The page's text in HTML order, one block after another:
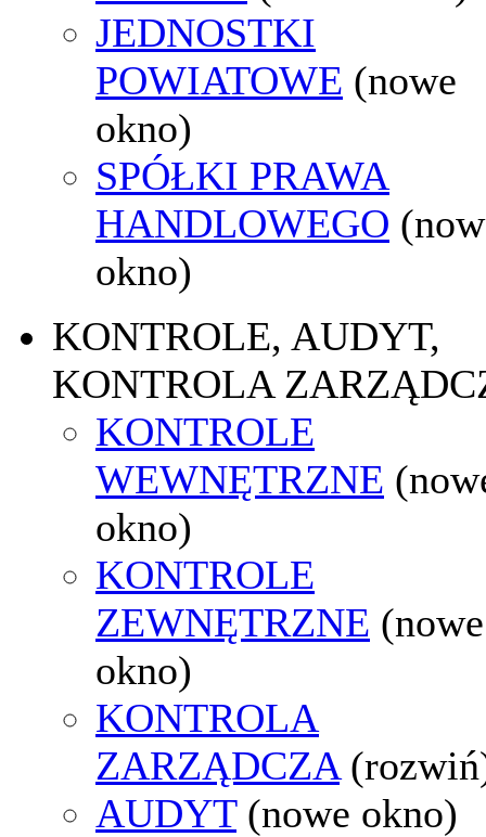
JEDNOSTKI
POWIATOWE (nowe
okno)
SPÓŁKI PRAWA
HANDLOWEGO
okno)
KONTROLE, AUDYT,
KONTROLA
KONTROLE
WEWNĘTRZNE
okno)
KONTROLE
ZEWNĘTRZNE (nowe
okno)
KONTROLA
ZARZĄDCZA
AUDYT (nowe okno)